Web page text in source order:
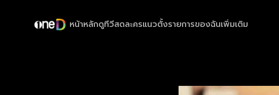
หน้าหลักดูทีวีสดละครแนวตั้งรายการของฉันเพิ่มเติม